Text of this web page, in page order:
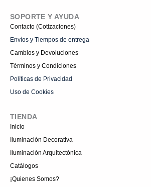
SOPORTE Y AYUDA
Contacto (Cotizaciones)
Envíos y Tiempos de entrega
Cambios y Devoluciones
Términos y Condiciones
Políticas de Privacidad
Uso de Cookies
TIENDA
Inicio
Iluminación Decorativa
Iluminación Arquitectónica
Catálogos
¡Quienes Somos?